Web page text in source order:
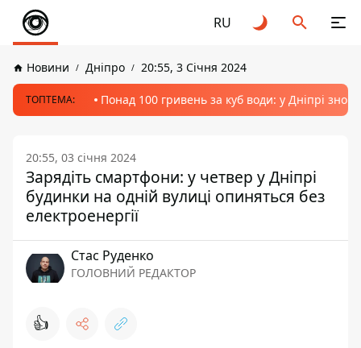
RU
Новини Дніпро 20:55, 3 Січня 2024
ТОПТЕМА: Понад 100 гривень за куб води: у Дніпрі
20:55, 03 січня 2024
Зарядіть смартфони: у четвер у Дніпрі
будинки на одній вулиці опиняться без
електроенергії
Стас Руденко
ГОЛОВНИЙ РЕДАКТОР
👍